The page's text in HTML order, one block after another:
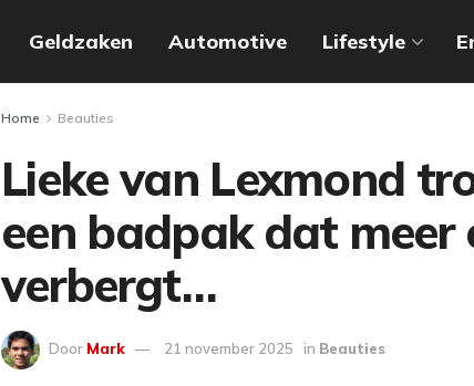
Geldzaken Automotive Lifestyle
Home Beauties
Lieke van Lexmond
een badpak dat
verbergt…
Door Mark 21 november 2025 in Beauties